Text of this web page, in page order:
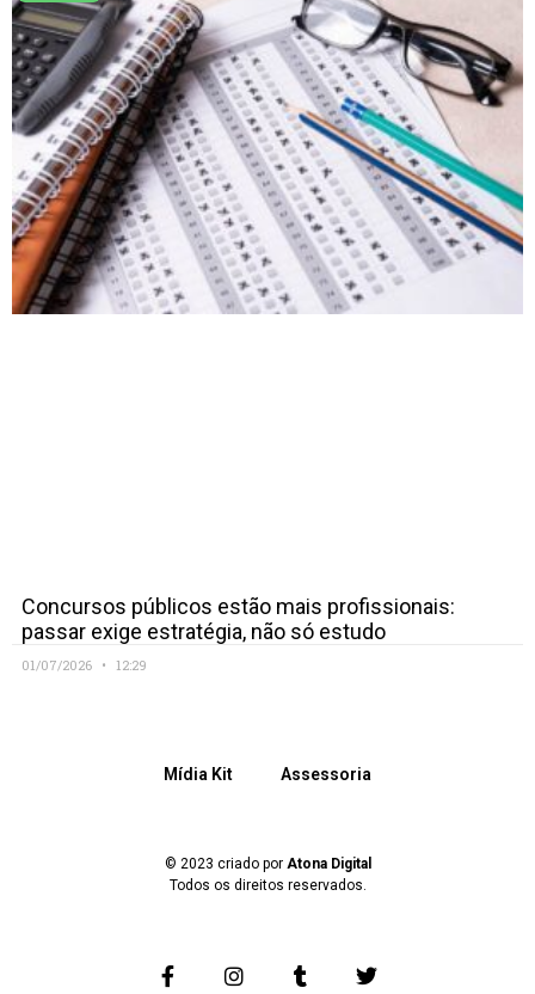
Concursos públicos estão mais profissionais:
passar exige estratégia, não só estudo
01/07/2026 12:29
Mídia Kit Assessoria
© 2023 criado por Atona Digital
Todos os direitos reservados.